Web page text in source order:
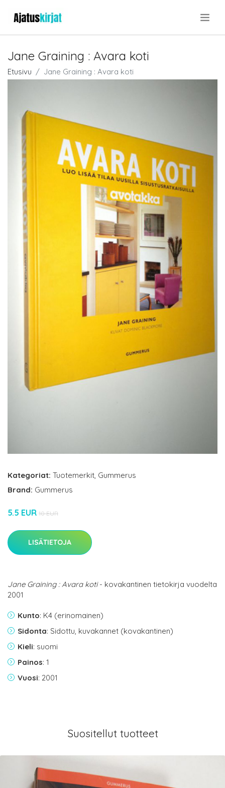
Jane Graining : Avara koti
Etusivu Jane Graining : Avara koti
Kategoriat: Tuotemerkit, Gummerus
Brand: Gummerus
5.5 EUR 10 EUR
LISÄTIETOJA
Jane Graining : Avara koti- kovakantinen tietokirja vuodelta
2001
Kunto: K4 (erinomainen)
Sidonta: Sidottu, kuvakannet (kovakantinen)
Kieli: suomi
Painos: 1
Vuosi: 2001
Suositellut tuotteet